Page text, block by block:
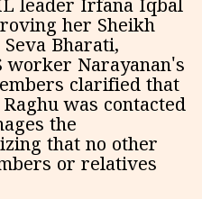
leader Irfana Iqbal
her Sheikh
Bharati,
worker Narayanan's
clarified that
was contacted
the
that no other
or relatives